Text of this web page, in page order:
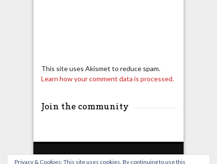
This site uses Akismet to reduce spam.
Learn how your comment data is processed.
Join the community
Privacy & Cookies: This site uses cookies. By continuing to use this